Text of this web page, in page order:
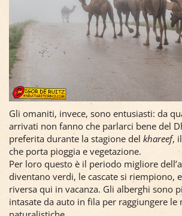
Dopo giorni di sole e caldo torrido, l’aria
ci spiazzano.